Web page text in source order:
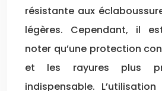
résistante aux
légères. Cependant, il
noter qu’une protection
et les rayures plus
indispensable.